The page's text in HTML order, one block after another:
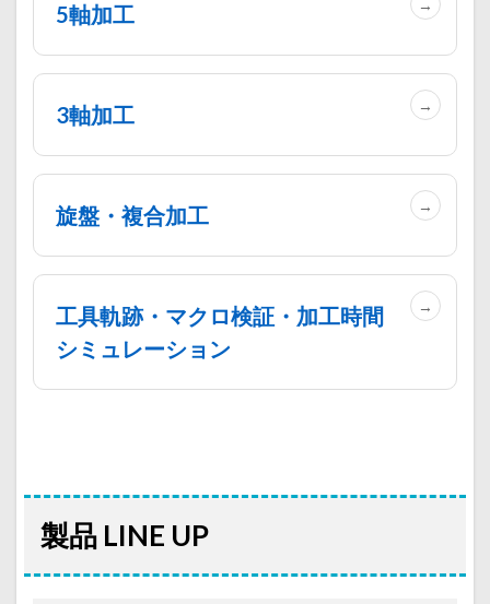
5軸加工
3軸加工
旋盤・複合加工
工具軌跡・マクロ検証・加工時間
シミュレーション
製品 LINE UP